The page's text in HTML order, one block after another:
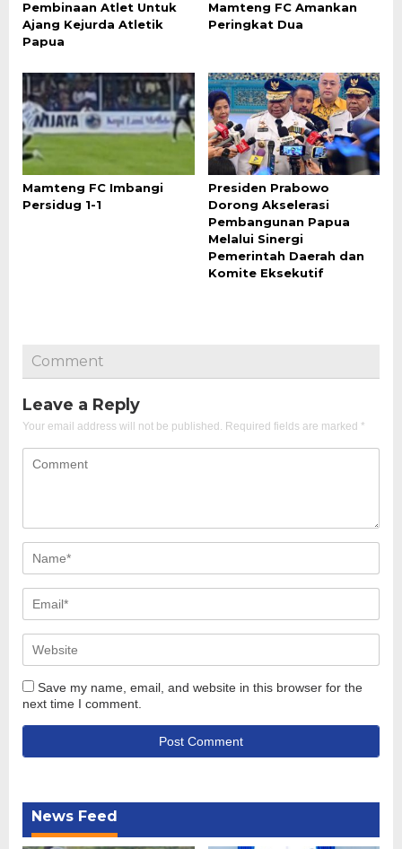
Pembinaan Atlet Untuk
Ajang Kejurda Atletik
Papua
Mamteng FC Amankan
Peringkat Dua
Mamteng FC Imbangi
Persidug 1-1
Presiden Prabowo
Dorong Akselerasi
Pembangunan Papua
Melalui Sinergi
Pemerintah Daerah dan
Komite Eksekutif
Comment
Leave a Reply
Your email address will not be published. Required fields are marked *
Save my name, email, and website in this browser for the
next time I comment.
News Feed